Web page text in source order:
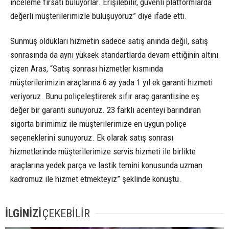
değerli müşterilerimizle buluşuyoruz” diye ifade etti.
Sunmuş oldukları hizmetin sadece satış anında değil, satış
sonrasında da aynı yüksek standartlarda devam ettiğinin altını
çizen Aras, “Satış sonrası hizmetler kısmında
müşterilerimizin araçlarına 6 ay yada 1 yıl ek garanti hizmeti
veriyoruz. Bunu poliçeleştirerek sıfır araç garantisine eş
değer bir garanti sunuyoruz. 23 farklı acenteyi barındıran
sigorta birimimiz ile müşterilerimize en uygun poliçe
seçeneklerini sunuyoruz. Ek olarak satış sonrası
hizmetlerinde müşterilerimize servis hizmeti ile birlikte
araçlarına yedek parça ve lastik temini konusunda uzman
kadromuz ile hizmet etmekteyiz” şeklinde konuştu.
İLGİNİZİÇEKEBİLİR